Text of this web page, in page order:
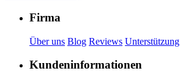
Firma
Über uns Blog Reviews Unterstützung
Kundeninformationen